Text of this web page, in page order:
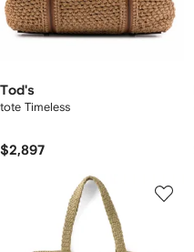
Tod's
tote Timeless
$2,897